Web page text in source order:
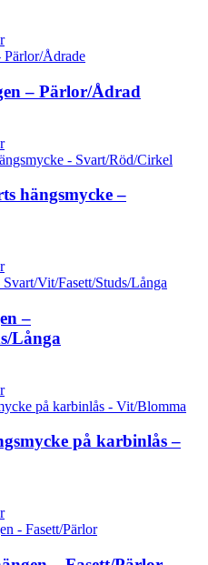
– Pärlor/Ådrad
hängsmycke –
–
Långa
på karbinlås –